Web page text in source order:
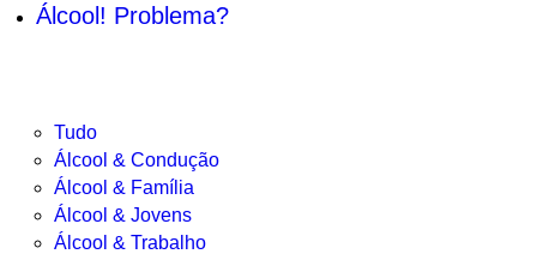
Álcool! Problema?
Tudo
Álcool & Condução
Álcool & Família
Álcool & Jovens
Álcool & Trabalho